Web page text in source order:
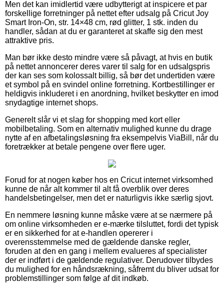
Men det kan imidlertid være udbytterigt at inspicere et par
forskellige forretninger på nettet efter udsalg på Cricut Joy
Smart Iron-On, str. 14×48 cm, rød glitter, 1 stk. inden du
handler, sådan at du er garanteret at skaffe sig den mest
attraktive pris.
Man bør ikke desto mindre være så påvagt, at hvis en butik
på nettet annoncerer deres varer til salg for en udsalgspris
der kan ses som kolossalt billig, så bør det undertiden være
et symbol på en svindel online forretning. Kortbestillinger er
heldigvis inkluderet i en anordning, hvilket beskytter en imod
snydagtige internet shops.
Generelt slår vi et slag for shopping med kort eller
mobilbetaling. Som en alternativ mulighed kunne du drage
nytte af en afbetalingsløsning fra eksempelvis ViaBill, når du
foretrækker at betale pengene over flere uger.
Forud for at nogen køber hos en Cricut internet virksomhed
kunne de når alt kommer til alt få overblik over deres
handelsbetingelser, men det er naturligvis ikke særlig sjovt.
En nemmere løsning kunne måske være at se nærmere på
om online virksomheden er e-mærke tilsluttet, fordi det typisk
er en sikkerhed for at e-handlen opererer i
overensstemmelse med de gældende danske regler,
foruden at den en gang i mellem evalueres af specialister
der er indført i de gældende regulativer. Derudover tilbydes
du mulighed for en håndsrækning, såfremt du bliver udsat for
problemstillinger som følge af dit indkøb.